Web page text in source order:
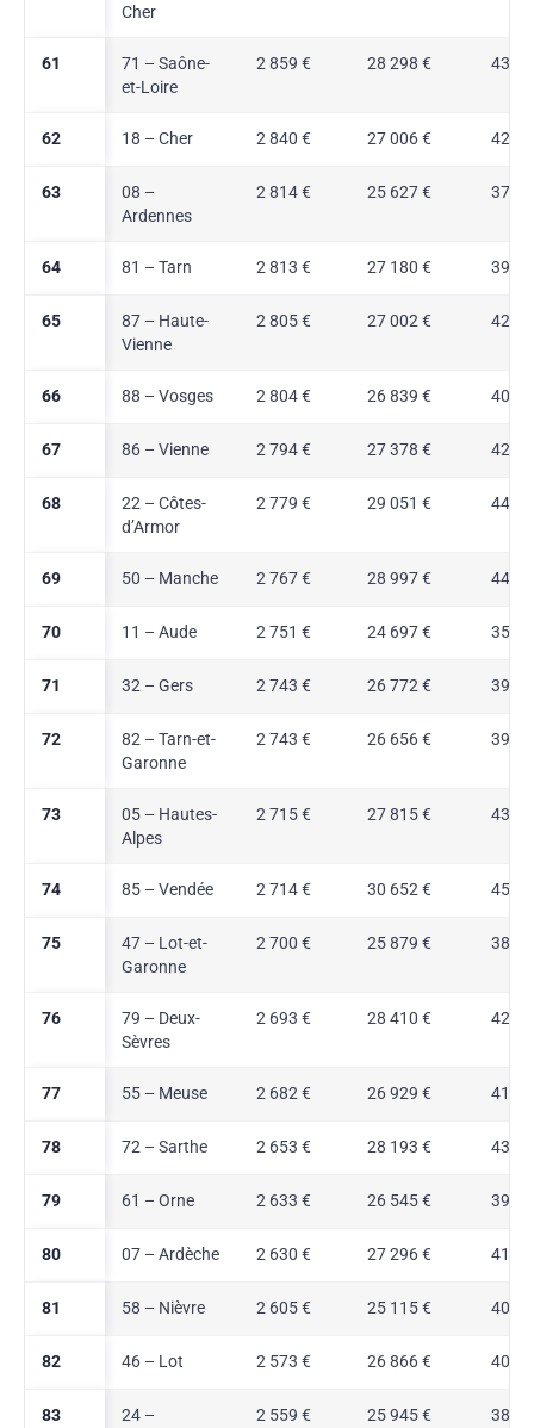
Cher
61
71 – Saône-
et-Loire
2 859 € 28 298 € 43,5
62 18 – Cher 2 840 € 27 006 € 42,7
63
08 –
Ardennes
2 814 € 25 627 € 37,9
64 81 – Tarn 2 813 € 27 180 € 39,1
65
87 – Haute-
Vienne
2 805 € 27 002 € 42,2
66 88 – Vosges 2 804 € 26 839 € 40,8
67 86 – Vienne 2 794 € 27 378 € 42,4
68
22 – Côtes-
d’Armor
2 779 € 29 051 € 44,3
69 50 – Manche 2 767 € 28 997 € 44,2
70 11 – Aude 2 751 € 24 697 € 35,8
71 32 – Gers 2 743 € 26 772 € 39,7
72
82 – Tarn-et-
Garonne
2 743 € 26 656 € 39,2
73
05 – Hautes-
Alpes
2 715 € 27 815 € 43,4
74 85 – Vendée 2 714 € 30 652 € 45,1
75
47 – Lot-et-
Garonne
2 700 € 25 879 € 38,0
76
79 – Deux-
Sèvres
2 693 € 28 410 € 42,3
77 55 – Meuse 2 682 € 26 929 € 41,0
78 72 – Sarthe 2 653 € 28 193 € 43,2
79 61 – Orne 2 633 € 26 545 € 39,8
80 07 – Ardèche 2 630 € 27 296 € 41,3
81 58 – Nièvre 2 605 € 25 115 € 40,3
82 46 – Lot 2 573 € 26 866 € 40,9
83 24 – 2 559 € 25 945 € 38,8